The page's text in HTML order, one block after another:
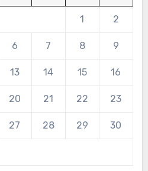
1 2
6 7 8 9
13 14 15 16
20 21 22 23
27 28 29 30